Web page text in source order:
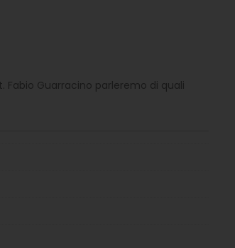
Fabio Guarracino parleremo di quali